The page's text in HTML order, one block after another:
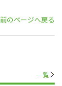
前のページへ戻る
一覧